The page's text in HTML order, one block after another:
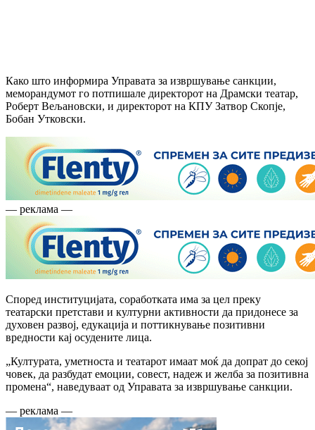
Како што информира Управата за извршување санкции,
меморандумот го потпишале директорот на Драмски театар,
Роберт Вељановски, и директорот на КПУ Затвор Скопје,
Бобан Утковски.
— реклама —
Според институцијата, соработката има за цел преку
театарски претстави и културни активности да придонесе за
духовен развој, едукација и поттикнување позитивни
вредности кај осудените лица.
„Културата, уметноста и театарот имаат моќ да допрат до секој
човек, да разбудат емоции, совест, надеж и желба за позитивна
промена“, наведуваат од Управата за извршување санкции.
— реклама —